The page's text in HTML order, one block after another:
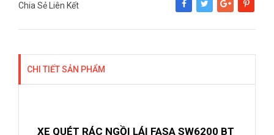
Chia Sẻ Liên Kết
Share Tweet Google+Pinterest
CHI TIẾT SẢN PHẨM
XE QUÉT RÁC NGỒI LÁI FASA SW6200 BT